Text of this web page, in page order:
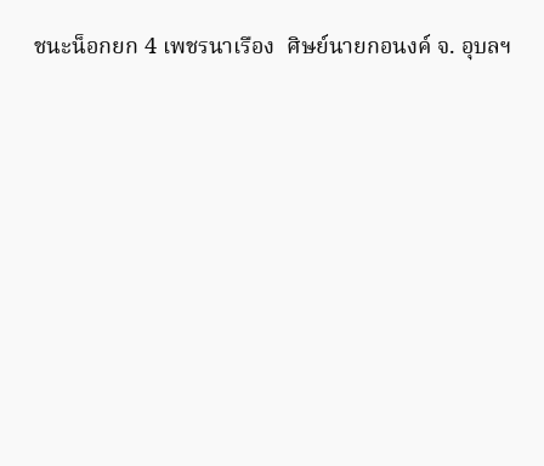
ชนะน็อกยก 4 เพชรนาเรือง ศิษย์นายกอนงค์ จ. อุบลฯ